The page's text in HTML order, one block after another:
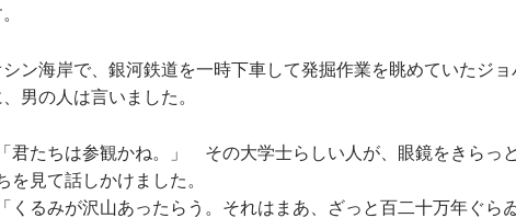
ン海岸で、銀河鉄道を一時下車して発掘作業を眺めていたジョ
男の人は言いました。
「君たちは参観かね。」 その大学士らしい人が、眼鏡をきらっ
を見て話しかけました。
「くるみが沢山あったらう。それはまあ、ざっと百二十万年ぐら